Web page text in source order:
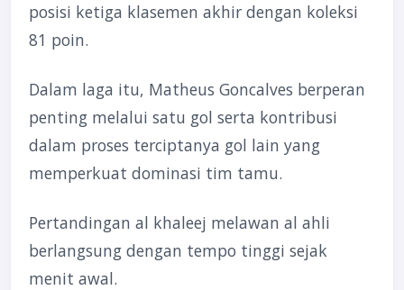
posisi ketiga klasemen akhir dengan koleksi
81 poin.
Dalam laga itu, Matheus Goncalves berperan
penting melalui satu gol serta kontribusi
dalam proses terciptanya gol lain yang
memperkuat dominasi tim tamu.
Pertandingan al khaleej melawan al ahli
berlangsung dengan tempo tinggi sejak
menit awal.